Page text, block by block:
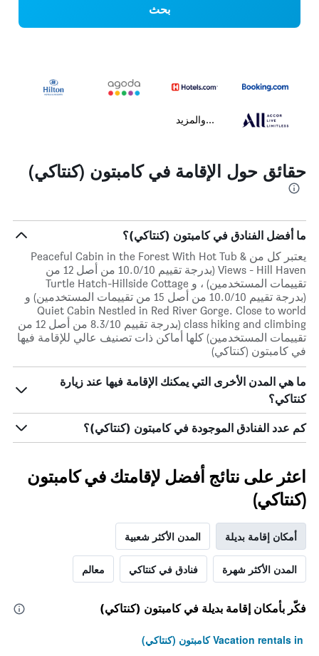
بحث
...والمزيد
حقائق حول الإقامة في كامبتون (كنتاكي)
ما أفضل الفنادق في كامبتون (كنتاكي)؟
يعتبر كل من Peaceful Cabin in the Forest With Hot Tub &
Views - Hill Haven (بدرجة تقييم 10.0/10 من أصل 12 من
تقييمات المستخدمين) ، و Turtle Hatch-Hillside Cottage
(بدرجة تقييم 10.0/10 من أصل 15 من تقييمات المستخدمين) و
Quiet Cabin Nestled in Red River Gorge. Close to world
class hiking and climbing (بدرجة تقييم 8.3/10 من أصل 12 من
تقييمات المستخدمين) كلها أماكن ذات تصنيف عالي للإقامة فيها
في كامبتون (كنتاكي)
ما هي المدن الأخرى التي يمكنك الإقامة فيها عند زيارة
كنتاكي؟
كم عدد الفنادق الموجودة في كامبتون (كنتاكي)؟
اعثر على نتائج أفضل لإقامتك في كامبتون
(كنتاكي)
أمكان إقامة بديلة المدن الأكثر شعبية
المدن الأكثر شهرة فنادق في كنتاكي معالم
فكّر بأمكان إقامة بديلة في كامبتون (كنتاكي)
Vacation rentals in كامبتون (كنتاكي)